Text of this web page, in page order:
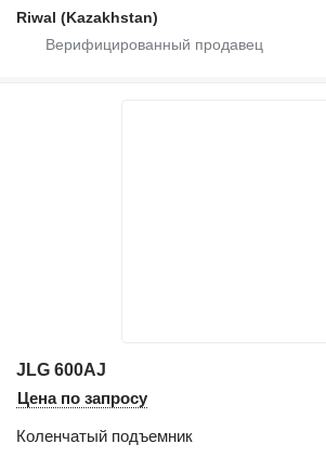
Riwal (Kazakhstan)
JLG 600AJ
Цена по запросу
Коленчатый подъемник